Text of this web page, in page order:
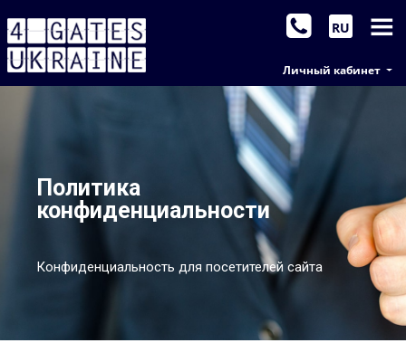
Личный кабинет
RU
Политика
конфиденциальности
Конфиденциальность для посетителей сайта